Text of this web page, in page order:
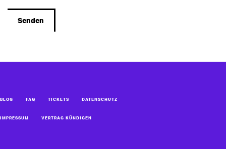
BLOG FAQ TICKETS DATENSCHUTZ
IMPRESSUM VERTRAG KÜNDIGEN